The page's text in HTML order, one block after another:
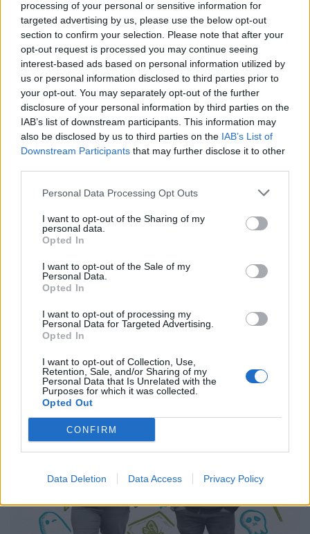
processing of your personal or sensitive information for
targeted advertising by us, please use the below opt-out
section to confirm your selection. Please note that after your
opt-out request is processed you may continue seeing
interest-based ads based on personal information utilized by
us or personal information disclosed to third parties prior to
your opt-out. You may separately opt-out of the further
disclosure of your personal information by third parties on the
IAB’s list of downstream participants. This information may
also be disclosed by us to third parties on the IAB’s List of
Downstream Participants that may further disclose it to other
Personal Data Processing Opt Outs
I want to opt-out of the Sharing of my
personal data.
Opted In
I want to opt-out of the Sale of my
Personal Data.
Opted In
I want to opt-out of processing my
Personal Data for Targeted Advertising.
Opted In
I want to opt-out of Collection, Use,
Retention, Sale, and/or Sharing of my
Personal Data that Is Unrelated with the
Purposes for which it was collected.
Opted Out
CONFIRM
Data Deletion Data Access Privacy Policy
Βρικόλακες, κατάσκοποι και το τέλος του
κόσμου: Όσα φέρνει ο Ιούνιος στην
COSMOTE TV
03.06.26
Ο Μάικλ Φασμπέντερ επιστρέφει με τη δεύτερη σεζόν του
"The Agency", ο Τζέραρντ Μπάτλερ πρωταγωνιστεί στο
"Greenland: Migration", ενώ βρικόλακες, αστυνομικά
μυστήρια και αφιερώματα στη Μέριλιν Μονρόε κ